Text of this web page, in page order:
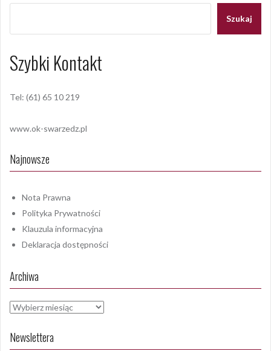
Szukaj
Szybki Kontakt
Tel: (61) 65 10 219
www.ok-swarzedz.pl
Najnowsze
Nota Prawna
Polityka Prywatności
Klauzula informacyjna
Deklaracja dostępności
Archiwa
Archiwa
Newslettera